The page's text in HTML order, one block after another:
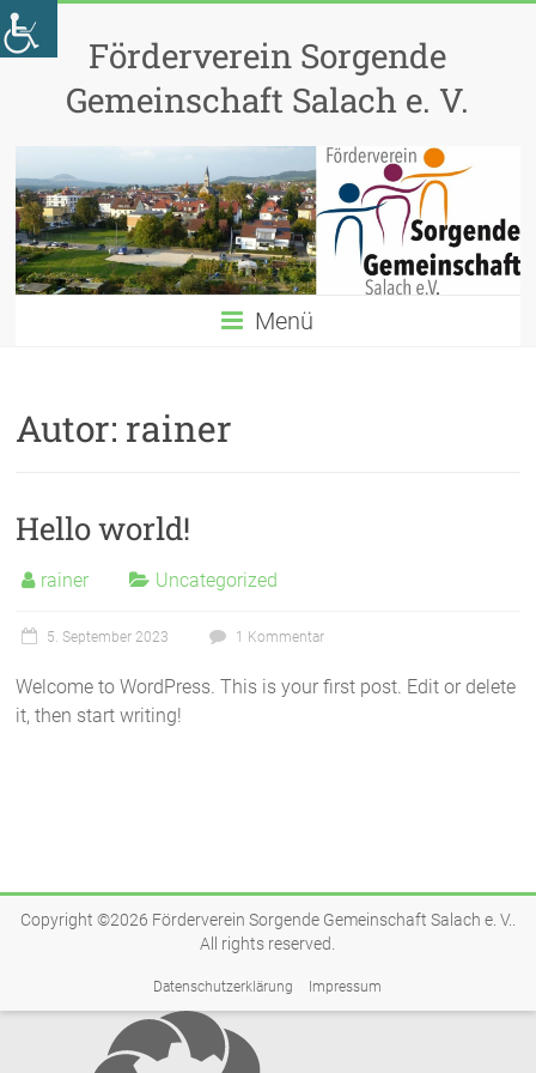
Skip
to
content
Förderverein Sorgende
Gemeinschaft Salach e. V.
Menü
Autor: rainer
Hello world!
rainer Uncategorized
5. September 2023 1 Kommentar
Welcome to WordPress. This is your first post. Edit or delete
it, then start writing!
Copyright ©2026 Förderverein Sorgende Gemeinschaft Salach e. V.
All rights reserved.
Datenschutzerklärung Impressum